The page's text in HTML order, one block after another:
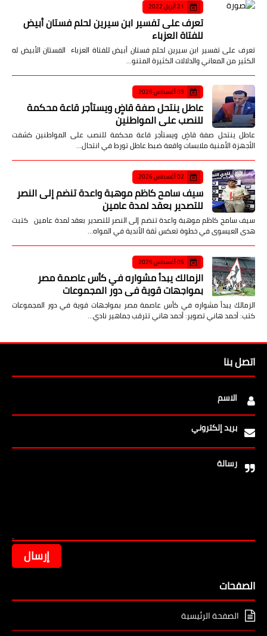
21 أبريل 2022
تعرف على تفسير ابن سيرين لحلم فستان أبيض
للفتاة العزباء
تعرف على تفسير ابن سيرين لحلم فستان أبيض للفتاة العزباء الفستان الأبيض له
الكثير من المعاني والدلالات الكثيرة المتنو…
03 أغسطس 2026
عاطل ينتحل صفة قاضٍ ويستأجر قاعة محكمة
للنصب على المواطنين
عاطل ينتحل صفة قاضٍ ويستأجر قاعة محكمة للنصب على المواطنين كشفت
الأجهزة الأمنية ملابسات واقعة ضبط عاطل تورط في انتحال…
02 أغسطس 2026
سيف سامح كاظم موهبة واعدة تنضم إلى النصر
للتصدير بعقد لمدة عامين
سيف سامح كاظم موهبة واعدة تنضم إلى النصر للتصدير بعقد لمدة عامين كتبت
هدى العيسوى في خطوة تعكس ثقة الأندية في المواه…
05 أغسطس 2026
الزمالك يبدأ مشواره في كأس عاصمة مصر
بمواجهات قوية في دور المجموعات
الزمالك يبدأ مشواره في كأس عاصمة مصر بمواجهات قوية في دور المجموعات
كتب: أحمد هاني تصوير: أحمد هاني تترقب جماهير نادي…
اتصل بنا
الاسم
بريد إلكتروني
رسالة
الصفحات
الصفحة الرئيسية